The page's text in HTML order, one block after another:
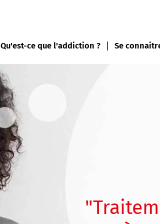
Qu'est-ce que l'addiction ? Se